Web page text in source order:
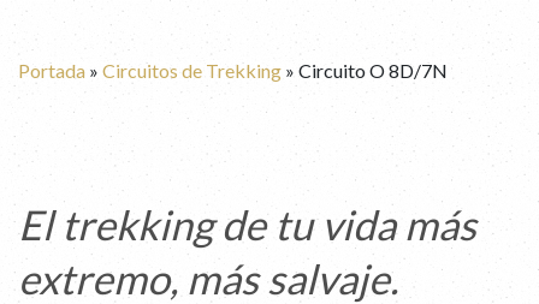
Portada » Circuitos de Trekking » Circuito O 8D/7N
El trekking de tu vida más
extremo, más salvaje.